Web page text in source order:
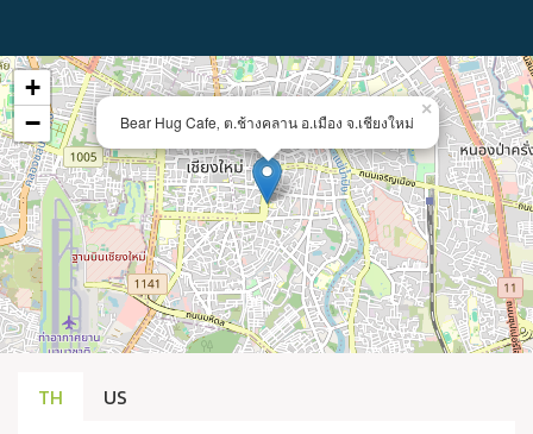
Bear Hug Cafe‚ ต.ช้างคลาน อ.เมือง จ.เชียงใหม่
×
+
−
TH US